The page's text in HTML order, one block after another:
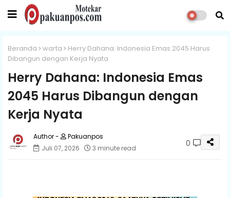
Beranda warta
Herry Dahana: Indonesia Emas 2045 Harus
Dibangun dengan Kerja Nyata
Herry Dahana: Indonesia Emas
2045 Harus Dibangun dengan
Kerja Nyata
Pakuanpos
Juli 07, 2026
3 minute read 0